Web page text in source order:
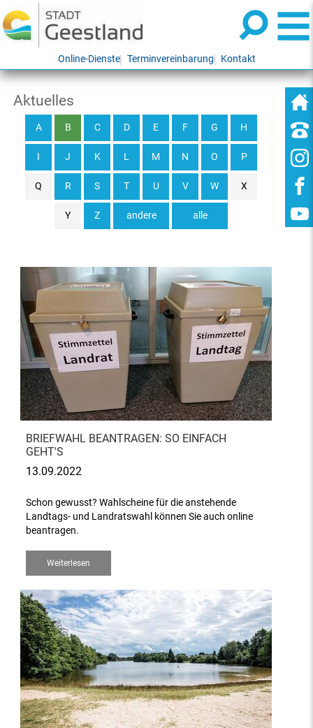
Online-Dienste Terminvereinbarung Kontakt
Aktuelles
alle
A B C D E F G H
I J K L M N O P
Q R S T U V W X
Y Z andere
BRIEFWAHL BEANTRAGEN: SO EINFACH
GEHT'S
13.09.2022
Schon gewusst? Wahlscheine für die anstehende
Landtags- und Landratswahl können Sie auch online
beantragen.
Weiterlesen